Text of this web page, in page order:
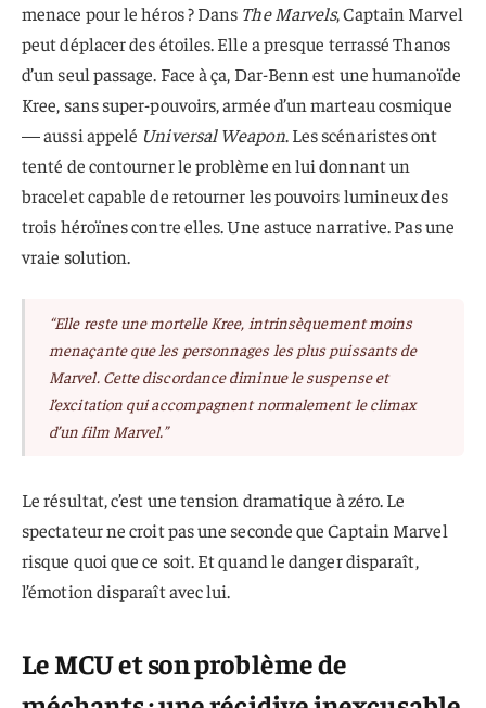
menace pour le héros ? Dans The Marvels, Captain Marvel
peut déplacer des étoiles. Elle a presque terrassé Thanos
d’un seul passage. Face à ça, Dar-Benn est une humanoïde
Kree, sans super-pouvoirs, armée d’un marteau cosmique
— aussi appelé Universal Weapon. Les scénaristes ont
tenté de contourner le problème en lui donnant un
bracelet capable de retourner les pouvoirs lumineux des
trois héroïnes contre elles. Une astuce narrative. Pas une
vraie solution.
“Elle reste une mortelle Kree, intrinsèquement moins
menaçante que les personnages les plus puissants de
Marvel. Cette discordance diminue le suspense et
l’excitation qui accompagnent normalement le climax
d’un film Marvel.”
Le résultat, c’est une tension dramatique à zéro. Le
spectateur ne croit pas une seconde que Captain Marvel
risque quoi que ce soit. Et quand le danger disparaît,
l’émotion disparaît avec lui.
Le MCU et son problème de